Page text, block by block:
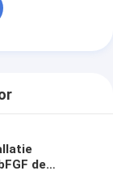
de